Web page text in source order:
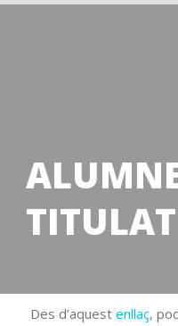
Des d’aquest enllaç,